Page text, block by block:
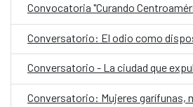
Convocatoria "Curando